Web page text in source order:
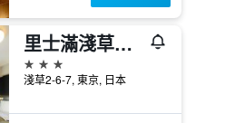
里士滿淺草國際酒店
3星級
淺草2-6-7, 東京, 日本